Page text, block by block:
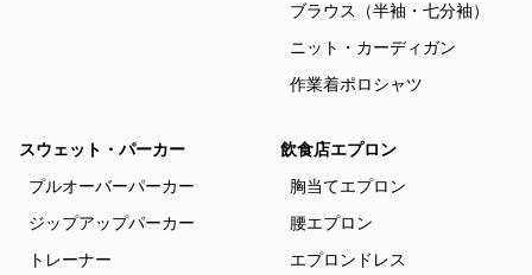
ブラウス（半袖・七分袖）
ニット・カーディガン
作業着ポロシャツ
スウェット・パーカー
プルオーバーパーカー
ジップアップパーカー
トレーナー
飲食店エプロン
胸当てエプロン
腰エプロン
エプロンドレス